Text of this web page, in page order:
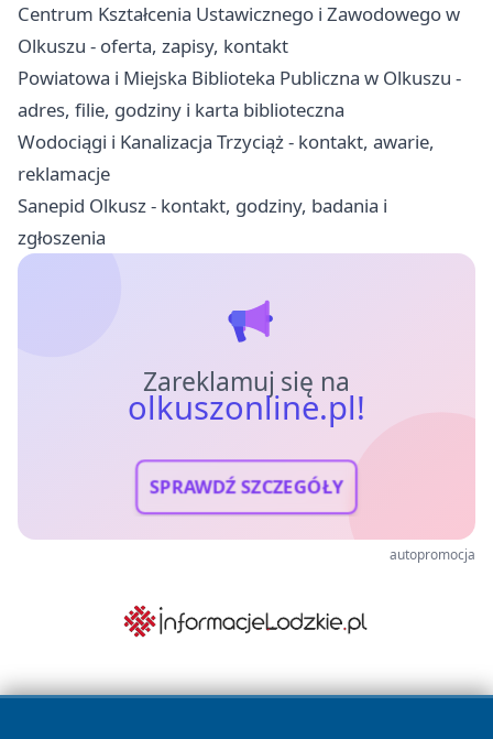
Centrum Kształcenia Ustawicznego i Zawodowego w
Olkuszu - oferta, zapisy, kontakt
Powiatowa i Miejska Biblioteka Publiczna w Olkuszu -
adres, filie, godziny i karta biblioteczna
Wodociągi i Kanalizacja Trzyciąż - kontakt, awarie,
reklamacje
Sanepid Olkusz - kontakt, godziny, badania i
zgłoszenia
Zareklamuj się na
olkuszonline.pl!
SPRAWDŹ SZCZEGÓŁY
autopromocja